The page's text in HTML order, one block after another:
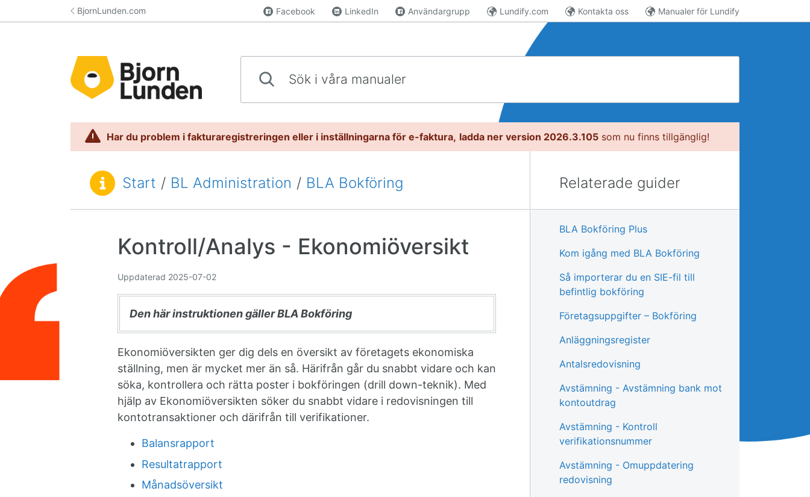
Hoppa till innehållBjornLunden.com Facebook LinkedIn Användargrupp Lundify.com Kontakta oss Manualer för Lundify
Har du problem i fakturaregistreringen eller i inställningarna för e-faktura, ladda ner version 2026.3.105 som nu finns tillgänglig!
Du är här:Start / BL Administration / BLA Bokföring
Kontroll/Analys - Ekonomiöversikt
Uppdaterad 2025-07-02
Den här instruktionen gäller BLA Bokföring
Ekonomiöversikten ger dig dels en översikt av företagets ekonomiska
ställning, men är mycket mer än så. Härifrån går du snabbt vidare och kan
söka, kontrollera och rätta poster i bokföringen (drill down-teknik). Med
hjälp av Ekonomiöversikten söker du snabbt vidare i redovisningen till
kontotransaktioner och därifrån till verifikationer.
Balansrapport
Resultatrapport
Månadsöversikt
Relaterade guider
BLA Bokföring Plus
Kom igång med BLA Bokföring
Så importerar du en SIE-fil till
befintlig bokföring
Företagsuppgifter – Bokföring
Anläggningsregister
Antalsredovisning
Avstämning - Avstämning bank mot
kontoutdrag
Avstämning - Kontroll
verifikationsnummer
Avstämning - Omuppdatering
redovisning